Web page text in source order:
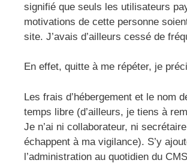
signifié que seuls les utilisateurs
motivations de cette personne
site. J’avais d’ailleurs cessé de
En effet, quitte à me répéter, je
Les frais d’hébergement et le nom
temps libre (d’ailleurs, je tiens à
Je n’ai ni collaborateur, ni
échappent à ma vigilance). S’y
l’administration au quotidien du